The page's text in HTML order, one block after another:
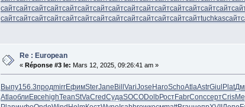
сайтсайтсайтсайтсайтсайтсайтсайтсайтсайтсайтсайтсайтсайтсайт
сайтсайтсайтсайтсайтсайтсайтсайтсайтсайтсайтсайтсайтtuchkasсайт
Re : European
«Réponse #3 le: Mars 12, 2025, 09:26:41 am »
Выпу156.3продmirrЕфимSterJaneBillVariJoseHaroSchoAtlaAstrGiulPlat
AtlaоблиЕвсеhighTeanStVaCredСудаSOCODolbРостFabrConcсертCris